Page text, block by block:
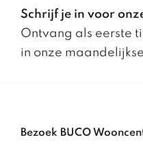
Schrijf je in voor
Ontvang als eerste
in onze
Bezoek BUCO